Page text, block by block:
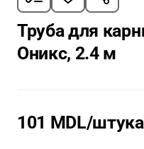
Труба для
Оникс, 2.4 м
101 MDL/штука